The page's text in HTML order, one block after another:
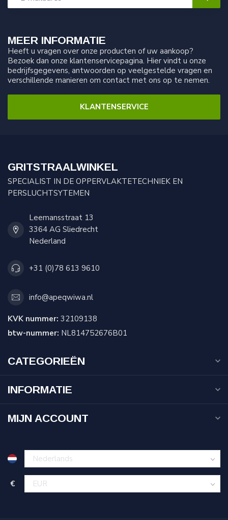
MEER INFORMATIE
Heeft u vragen over onze producten of uw aankoop?
Bezoek dan onze klantenservicepagina. Hier vindt u onze
bedrijfsgegevens, antwoorden op veelgestelde vragen en
verschillende manieren om contact met ons op te nemen.
KLANTENSERVICE
GRITSTRAALWINKEL
SPECIALIST IN DE OPPERVLAKTETECHNIEK EN
PERSLUCHTSYTEMEN
Leemansstraat 13
3364 AG Sliedrecht
Nederland
+31 (0)78 613 9610
info@apeqwiwa.nl
KVK nummer: 32109138
btw-nummer: NL814752676B01
CATEGORIEËN
INFORMATIE
MIJN ACCOUNT
€